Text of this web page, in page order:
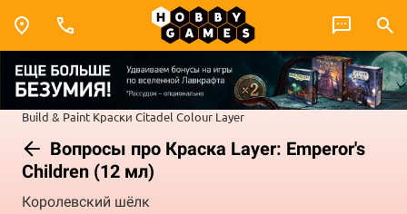
Build & Paint Краски Citadel Colour Layer
Вопросы про Краска Layer: Emperor's
Children (12 мл)
Королевский шёлк